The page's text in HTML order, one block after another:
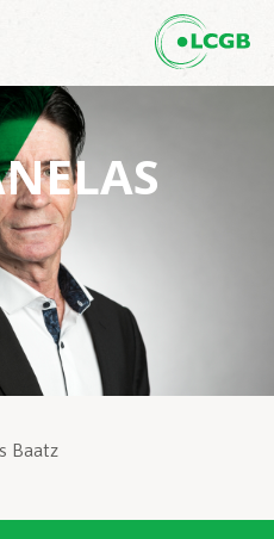
FR
DE
Baatz